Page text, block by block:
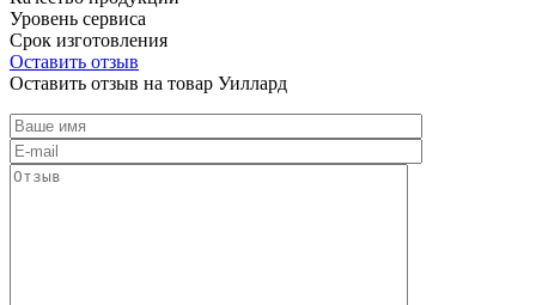
Уровень сервиса
Срок изготовления
Оставить отзыв
Оставить отзыв на товар Уиллард